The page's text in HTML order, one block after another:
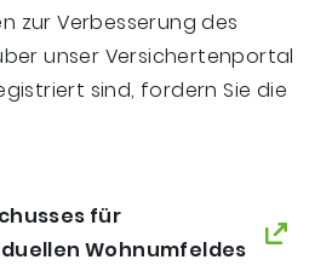
zur Verbesserung des
unser Versichertenportal
sind, fordern Sie die
für
Wohnumfeldes